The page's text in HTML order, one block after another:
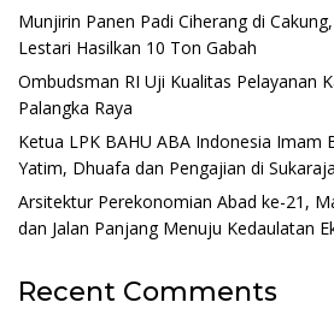
Munjirin Panen Padi Ciherang di
Lestari Hasilkan 10 Ton Gabah
Ombudsman RI Uji Kualitas Pelayanan
Palangka Raya
Ketua LPK BAHU ABA Indonesia Imam
Yatim, Dhuafa dan Pengajian di Sukaraja
Arsitektur Perekonomian Abad ke-21,
dan Jalan Panjang Menuju Kedaulatan
Recent Comments